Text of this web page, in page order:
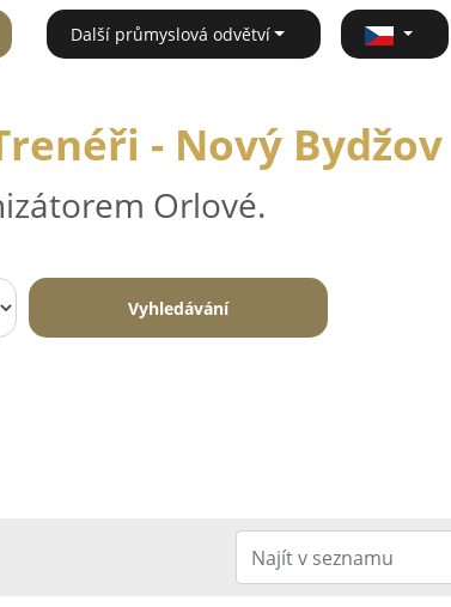
Další průmyslová odvětví
- Nový Bydžov
Orlové.
Vyhledávání